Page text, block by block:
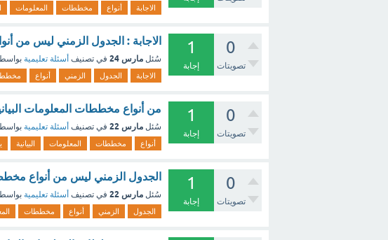
الاجابة أنواع مخططات المعلومات
0
تصويتات
1
إجابة
الاجابة : الجدول الزمني ليس من
سُئل مارس 24 في تصنيف أسئلة تعليمية
الاجابة الجدول الزمني أنواع
0
تصويتات
1
إجابة
من أنواع مخططات المعلومات
سُئل مارس 22 في تصنيف أسئلة تعليمية
أنواع مخططات المعلومات البيانية
0
تصويتات
1
إجابة
الجدول الزمني ليس من أنواع
سُئل مارس 22 في تصنيف أسئلة تعليمية
الجدول الزمني أنواع مخططات